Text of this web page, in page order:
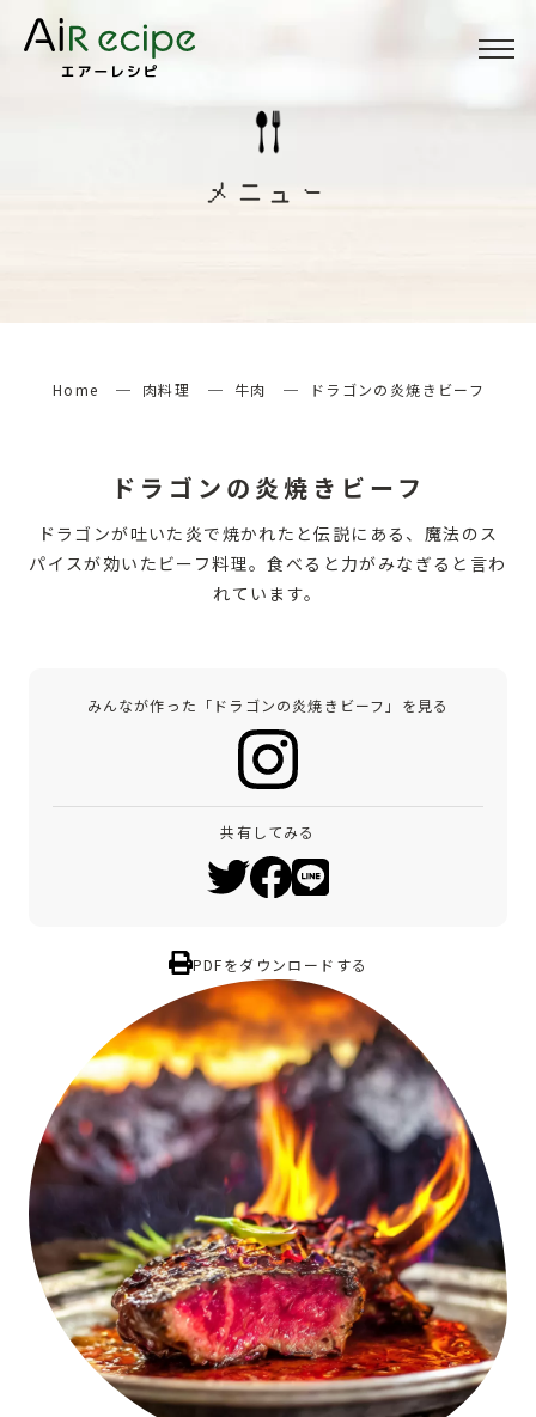
Menu
メニュー
Home 肉料理 牛肉 ドラゴンの炎焼きビーフ
ドラゴンの炎焼きビーフ
ドラゴンが吐いた炎で焼かれたと伝説にある、魔法のス
パイスが効いたビーフ料理。食べると力がみなぎると言わ
れています。
みんなが作った「ドラゴンの炎焼きビーフ」を見る
共有してみる
PDFをダウンロードする